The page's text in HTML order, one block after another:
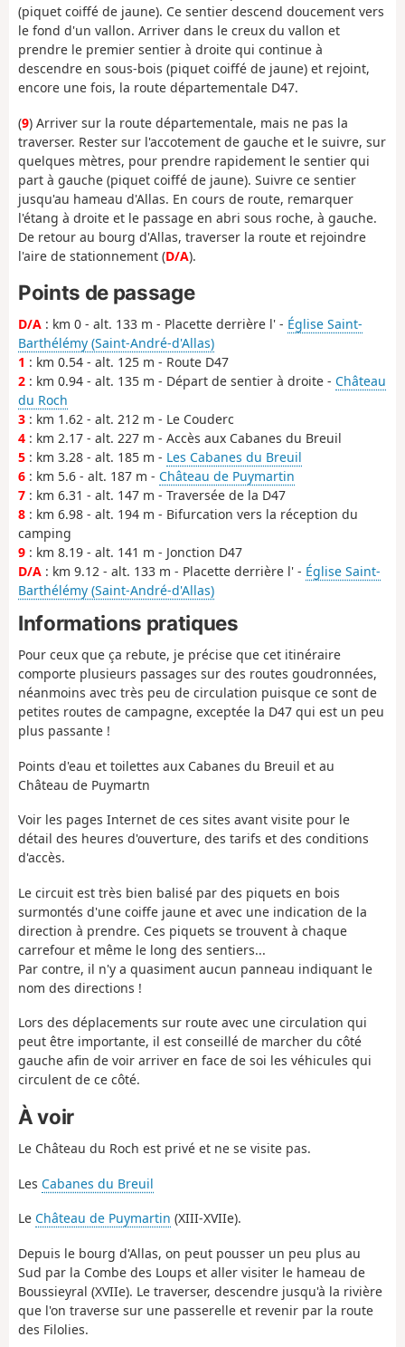
(piquet coiffé de jaune). Ce sentier descend doucement vers
le fond d'un vallon. Arriver dans le creux du vallon et
prendre le premier sentier à droite qui continue à
descendre en sous-bois (piquet coiffé de jaune) et rejoint,
encore une fois, la route départementale D47.
(9) Arriver sur la route départementale, mais ne pas la
traverser. Rester sur l'accotement de gauche et le suivre, sur
quelques mètres, pour prendre rapidement le sentier qui
part à gauche (piquet coiffé de jaune). Suivre ce sentier
jusqu'au hameau d'Allas. En cours de route, remarquer
l'étang à droite et le passage en abri sous roche, à gauche.
De retour au bourg d'Allas, traverser la route et rejoindre
l'aire de stationnement (D/A).
Points de passage
D/A : km 0 - alt. 133 m - Placette derrière l' - Église Saint-
Barthélémy (Saint-André-d'Allas)
1 : km 0.54 - alt. 125 m - Route D47
2 : km 0.94 - alt. 135 m - Départ de sentier à droite - Château
du Roch
3 : km 1.62 - alt. 212 m - Le Couderc
4 : km 2.17 - alt. 227 m - Accès aux Cabanes du Breuil
5 : km 3.28 - alt. 185 m - Les Cabanes du Breuil
6 : km 5.6 - alt. 187 m - Château de Puymartin
7 : km 6.31 - alt. 147 m - Traversée de la D47
8 : km 6.98 - alt. 194 m - Bifurcation vers la réception du
camping
9 : km 8.19 - alt. 141 m - Jonction D47
D/A : km 9.12 - alt. 133 m - Placette derrière l' - Église Saint-
Barthélémy (Saint-André-d'Allas)
Informations pratiques
Pour ceux que ça rebute, je précise que cet itinéraire
comporte plusieurs passages sur des routes goudronnées,
néanmoins avec très peu de circulation puisque ce sont de
petites routes de campagne, exceptée la D47 qui est un peu
plus passante !
Points d'eau et toilettes aux Cabanes du Breuil et au
Château de Puymartn
Voir les pages Internet de ces sites avant visite pour le
détail des heures d'ouverture, des tarifs et des conditions
d'accès.
Le circuit est très bien balisé par des piquets en bois
surmontés d'une coiffe jaune et avec une indication de la
direction à prendre. Ces piquets se trouvent à chaque
carrefour et même le long des sentiers...
Par contre, il n'y a quasiment aucun panneau indiquant le
nom des directions !
Lors des déplacements sur route avec une circulation qui
peut être importante, il est conseillé de marcher du côté
gauche afin de voir arriver en face de soi les véhicules qui
circulent de ce côté.
À voir
Le Château du Roch est privé et ne se visite pas.
Les Cabanes du Breuil
Le Château de Puymartin (XIII-XVIIe).
Depuis le bourg d'Allas, on peut pousser un peu plus au
Sud par la Combe des Loups et aller visiter le hameau de
Boussieyral (XVIIe). Le traverser, descendre jusqu'à la rivière
que l'on traverse sur une passerelle et revenir par la route
des Filolies.